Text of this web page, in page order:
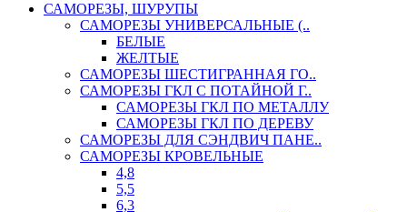
САМОРЕЗЫ, ШУРУПЫ
САМОРЕЗЫ УНИВЕРСАЛЬНЫЕ (..
БЕЛЫЕ
ЖЕЛТЫЕ
САМОРЕЗЫ ШЕСТИГРАННАЯ ГО..
САМОРЕЗЫ ГКЛ С ПОТАЙНОЙ Г..
САМОРЕЗЫ ГКЛ ПО МЕТАЛЛУ
САМОРЕЗЫ ГКЛ ПО ДЕРЕВУ
САМОРЕЗЫ ДЛЯ СЭНДВИЧ ПАНЕ..
САМОРЕЗЫ КРОВЕЛЬНЫЕ
4,8
5,5
6,3